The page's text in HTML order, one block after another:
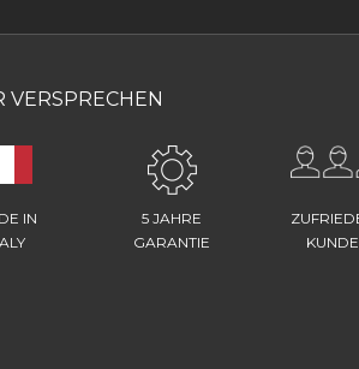
VERSPRECHEN
IN
5 JAHRE
GARANTIE